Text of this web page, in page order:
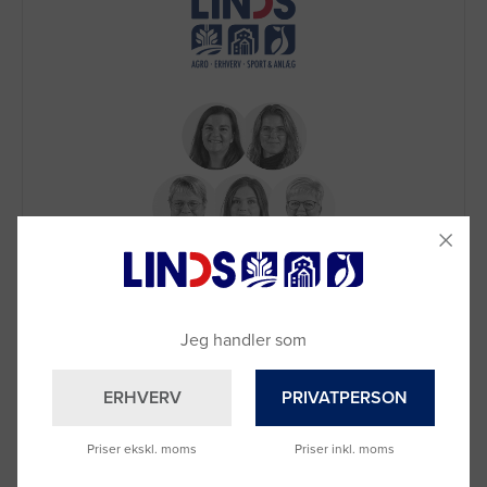
Brug for hjælp?
Jeg handler som
ERHVERV
Priser ekskl. moms
PRIVATPERSON
Priser inkl. moms